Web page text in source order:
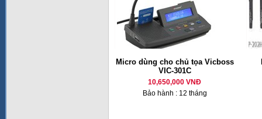
Micro dùng cho chủ tọa Vicboss
VIC-301C
10,650,000 VNĐ
Bảo hành : 12 tháng